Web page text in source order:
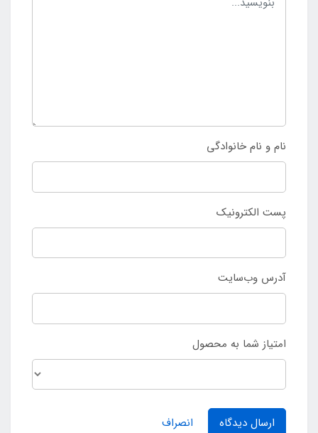
نام و نام خانوادگی
پست الکترونیک
آدرس وب‌سایت
امتیاز شما به محصول
ارسال دیدگاه انصراف